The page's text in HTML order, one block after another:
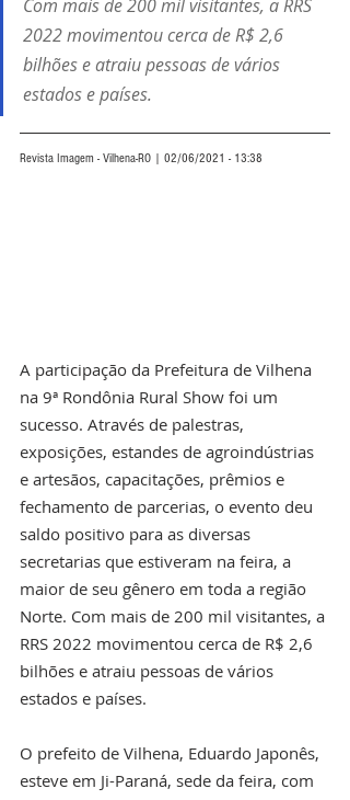
Com mais de 200 mil visitantes, a RRS
2022 movimentou cerca de R$ 2,6
bilhões e atraiu pessoas de vários
estados e países.
Revista Imagem - Vilhena-RO | 02/06/2021 - 13:38
A participação da Prefeitura de Vilhena
na 9ª Rondônia Rural Show foi um
sucesso. Através de palestras,
exposições, estandes de agroindústrias
e artesãos, capacitações, prêmios e
fechamento de parcerias, o evento deu
saldo positivo para as diversas
secretarias que estiveram na feira, a
maior de seu gênero em toda a região
Norte. Com mais de 200 mil visitantes, a
RRS 2022 movimentou cerca de R$ 2,6
bilhões e atraiu pessoas de vários
estados e países.
O prefeito de Vilhena, Eduardo Japonês,
esteve em Ji-Paraná, sede da feira, com